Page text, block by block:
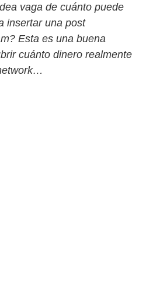
vaga de cuánto puede
insertar una post
Esta es una buena
cuánto dinero realmente